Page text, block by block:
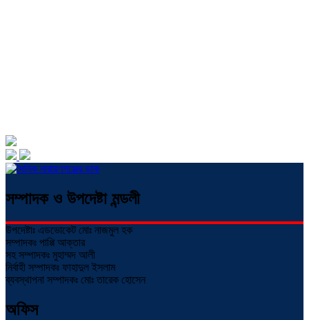
সম্পাদক ও উপদেষ্টা মন্ডলী
উপদেষ্টাঃ এডভোকেট মোঃ নাজমুল হক
সম্পাদকঃ পাপ্পি আক্তার
সহ সম্পাদকঃ মুহাম্মদ আলী
নির্বাহী সম্পাদকঃ ফাহাদুল ইসলাম
ব্যবস্থাপনা সম্পাদকঃ মোঃ তারেক হোসেন
অফিস